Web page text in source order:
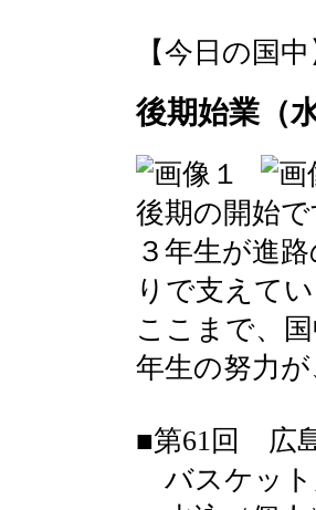
【今日の国
後期始業（
後期の開始で
３年生が進
りで支えて
ここまで、
年生の努力
■第61回 広
バスケット